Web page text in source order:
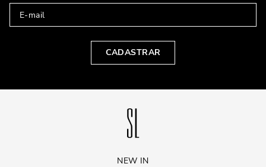
CADASTRAR
NEW IN